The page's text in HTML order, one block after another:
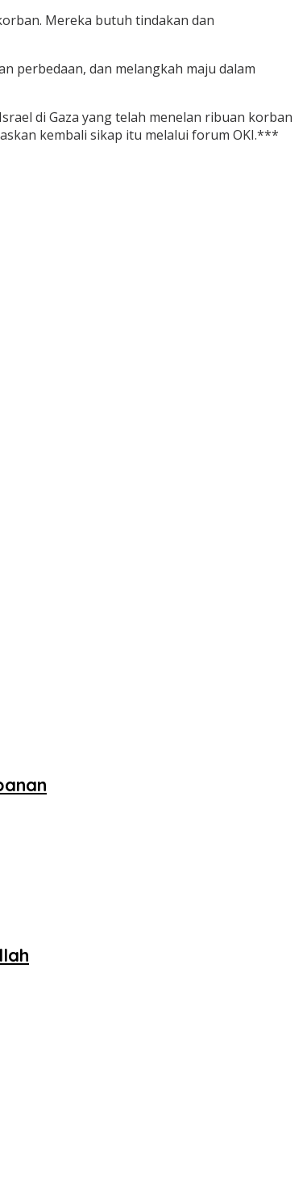
Mereka butuh tindakan dan
perbedaan, dan melangkah maju dalam
di Gaza yang telah menelan ribuan korban
kembali sikap itu melalui forum OKI.***